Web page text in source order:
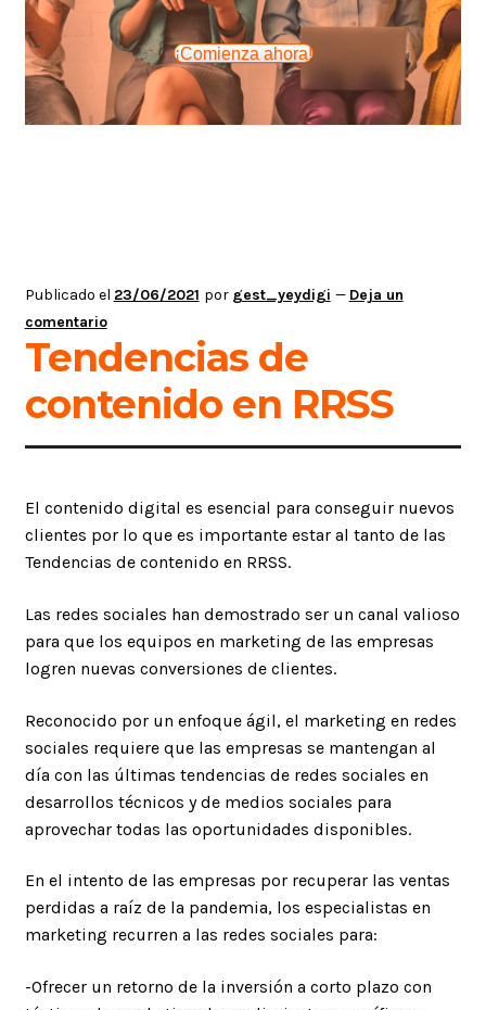
¡Comienza ahora!
Publicado el 23/06/2021 por gest_yeydigi — Deja un
comentario
Tendencias de
contenido en RRSS
El contenido digital es esencial para conseguir nuevos
clientes por lo que es importante estar al tanto de las
Tendencias de contenido en RRSS.
Las redes sociales han demostrado ser un canal valioso
para que los equipos en marketing de las empresas
logren nuevas conversiones de clientes.
Reconocido por un enfoque ágil, el marketing en redes
sociales requiere que las empresas se mantengan al
día con las últimas tendencias de redes sociales en
desarrollos técnicos y de medios sociales para
aprovechar todas las oportunidades disponibles.
En el intento de las empresas por recuperar las ventas
perdidas a raíz de la pandemia, los especialistas en
marketing recurren a las redes sociales para:
-Ofrecer un retorno de la inversión a corto plazo con